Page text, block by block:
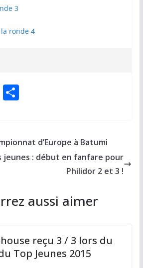
3
ronde 4
P
g
er
d’Europe à Batumi
jeunes : début en fanfare pour
Philidor 2 et 3 !
aussi aimer
reçu 3 / 3 lors du
Top Jeunes 2015